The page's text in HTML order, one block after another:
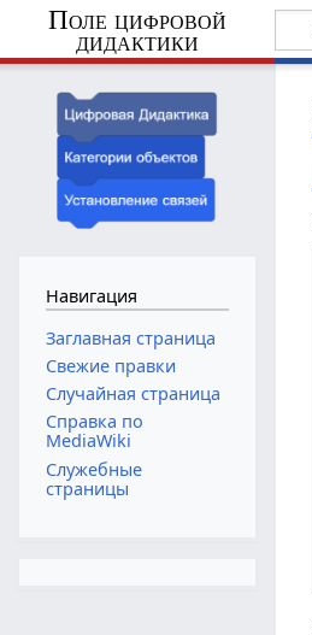
Поле цифровой
дидактики
Навигация
Заглавная страница
Свежие правки
Случайная страница
Справка по
MediaWiki
Служебные
страницы